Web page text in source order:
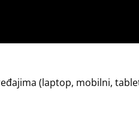
(laptop, mobilni,